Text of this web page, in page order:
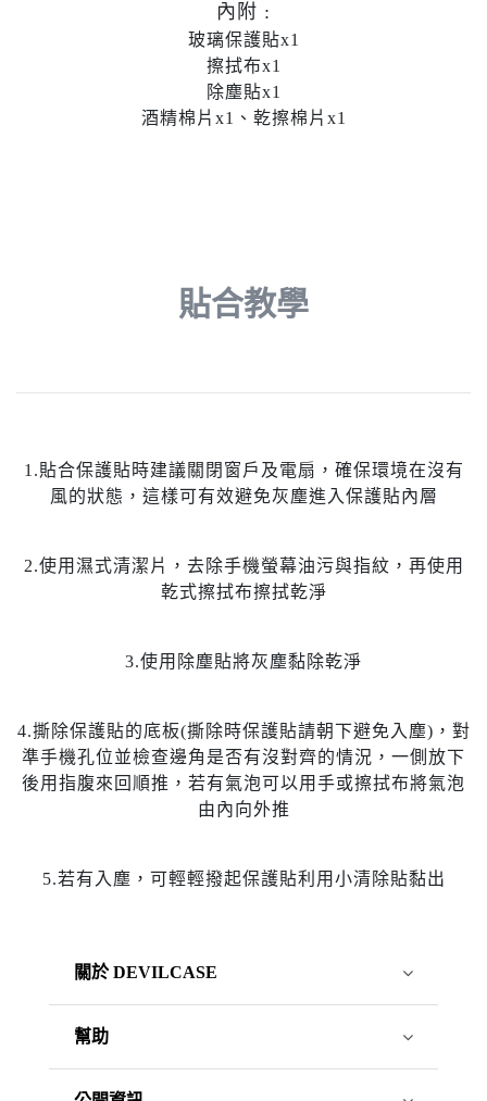
內附 :
玻璃保護貼x1
擦拭布x1
除塵貼x1
酒精棉片x1、乾擦棉片x1
貼合教學
1.貼合保護貼時建議關閉窗戶及電扇，確保環境在沒有
風的狀態，這樣可有效避免灰塵進入保護貼內層
2.使用濕式清潔片，去除手機螢幕油污與指紋，再使用
乾式擦拭布擦拭乾淨
3.使用除塵貼將灰塵黏除乾淨
4.撕除保護貼的底板(撕除時保護貼請朝下避免入塵)，對
準手機孔位並檢查邊角是否有沒對齊的情況，一側放下
後用指腹來回順推，若有氣泡可以用手或擦拭布將氣泡
由內向外推
5.若有入塵，可輕輕撥起保護貼利用小清除貼黏出
關於 DEVILCASE
幫助